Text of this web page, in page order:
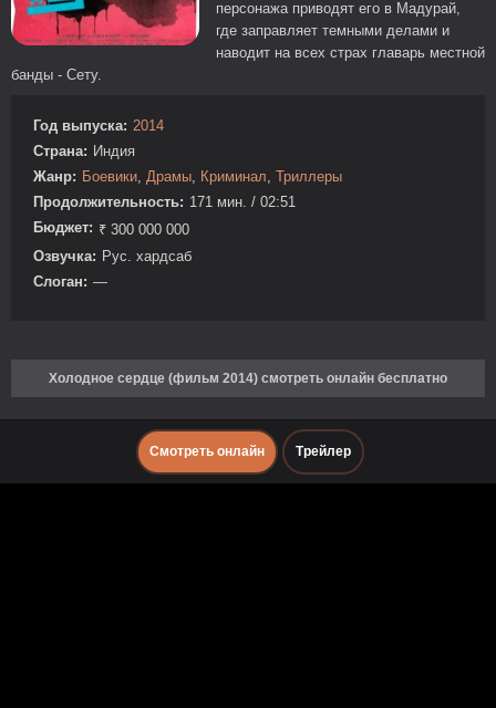
персонажа приводят его в Мадурай,
где заправляет темными делами и
наводит на всех страх главарь местной
банды - Сету.
Год выпуска: 2014
Страна: Индия
Жанр: Боевики, Драмы, Криминал, Триллеры
Продолжительность: 171 мин. / 02:51
Бюджет: ₹ 300 000 000
Озвучка: Рус. хардсаб
Слоган: —
Холодное сердце (фильм 2014) смотреть онлайн бесплатно
Смотреть онлайн Трейлер